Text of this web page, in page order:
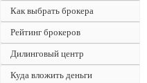
Как выбрать брокера
Рейтинг брокеров
Дилинговый центр
Куда вложить деньги